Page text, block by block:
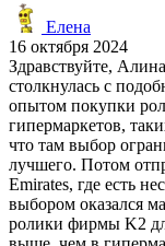
Елена
16 октября 2024
Здравствуйте,
столкнулась с
опытом покупки
гипермаркетов,
что там выбор
лучшего. Потом
Emirates, где есть
выбором оказался
ролики фирмы K2